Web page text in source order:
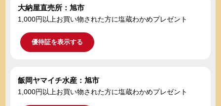
大納屋直売所：旭市
1,000円以上お買い物された方に塩蔵わかめプレゼント
優待証を表示する
飯岡ヤマイチ水産：旭市
1,000円以上お買い物された方に塩蔵わかめプレゼント